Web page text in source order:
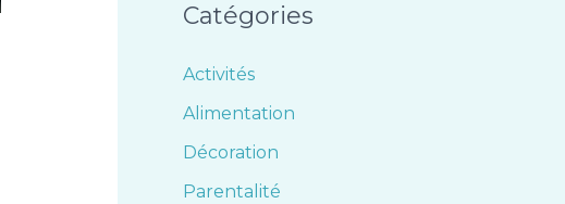
Catégories
Activités
Alimentation
Décoration
Parentalité